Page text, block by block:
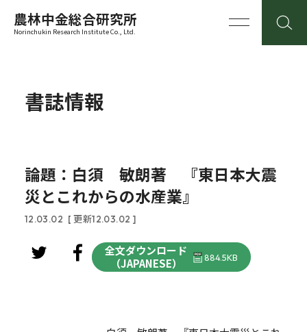
農林中金総合研究所
Norinchukin Research Institute Co., Ltd.
書誌情報
論題：白須 敏朗著 『東日本大震
災とこれからの水産業』
12.03.02 [ 更新12.03.02 ]
全文ダウンロード
（JAPANESE）
884.5KB